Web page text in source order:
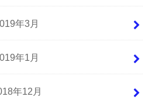
年3月
年1月
年12月